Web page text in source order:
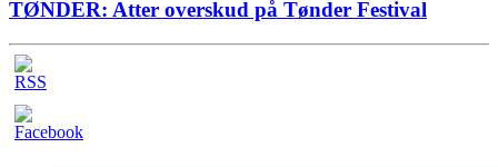
TØNDER: Atter overskud på Tønder Festival